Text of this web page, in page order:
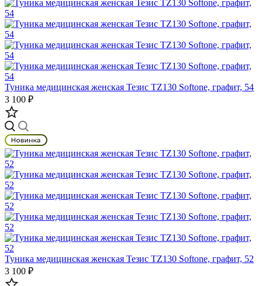
Туника медицинская женская Тезис TZ130 Softone, графит, 54
3 100 ₽
Туника медицинская женская Тезис TZ130 Softone, графит, 52
3 100 ₽